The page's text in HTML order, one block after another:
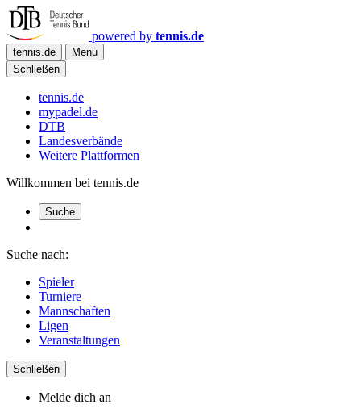
powered by tennis.de
tennis.de
Menu
Schließen
tennis.de
mypadel.de
DTB
Landesverbände
Weitere Plattformen
Willkommen bei tennis.de
Suche
Suche nach:
Spieler
Turniere
Mannschaften
Ligen
Veranstaltungen
Schließen
Melde dich an